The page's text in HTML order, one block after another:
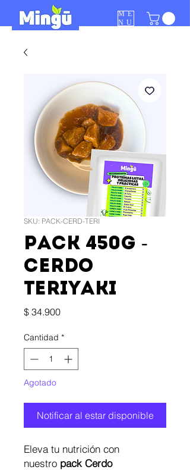
ME
NU
SKU: PACK-CERD-TERI
Pack 450g -
Cerdo
Teriyaki
$ 34.900Precio
Cantidad *
Agotado
Notificar al estar disponible
Eleva tu nutrición con
nuestro pack Cerdo